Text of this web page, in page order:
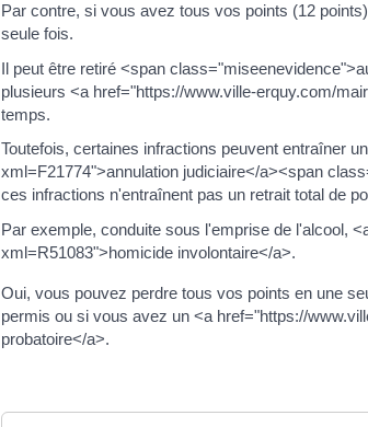
Par contre, si vous avez tous vos points (12
seule fois.
Il peut être retiré <span
plusieurs <a href="https://www.ville-erquy.com/
temps.
Toutefois, certaines infractions peuvent entraîner
xml=F21774">annulation judiciaire</a><span
ces infractions n'entraînent pas un retrait total de
Par exemple, conduite sous l'emprise de l'alcool,
xml=R51083">homicide involontaire</a>.
Oui, vous pouvez perdre tous vos points en une
permis ou si vous avez un <a href="https://
probatoire</a>.